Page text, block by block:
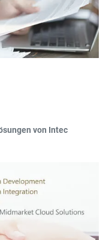
von Intec
Trade-in, Cash-in, Pos-
2021
in) an 06/2021
2021